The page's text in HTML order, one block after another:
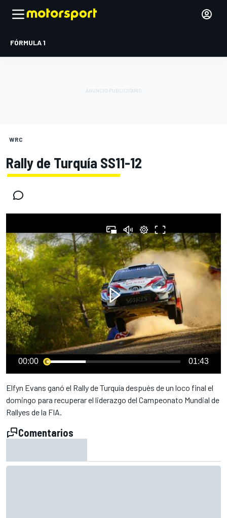
FÓRMULA 1
WRC
Rally de Turquía SS11-12
00:00 01:43
Elfyn Evans ganó el Rally de Turquía después de un loco final el
domingo para recuperar el liderazgo del Campeonato Mundial de
Rallyes de la FIA.
Comentarios